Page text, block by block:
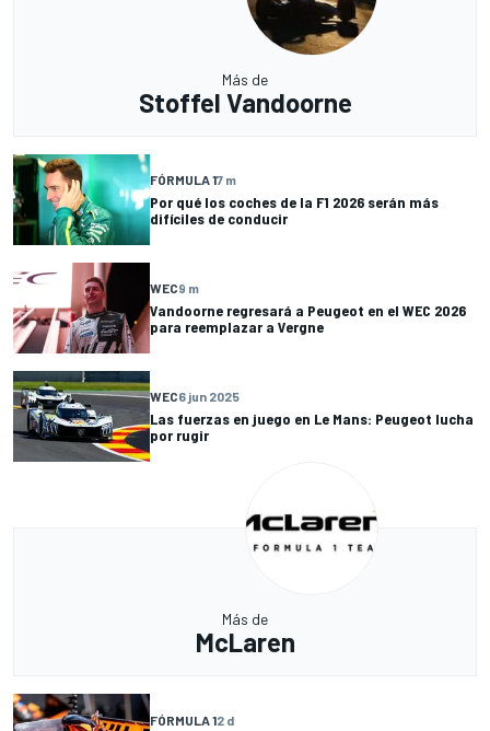
Más de
Stoffel Vandoorne
FÓRMULA 17 m
Por qué los coches de la F1 2026 serán más
difíciles de conducir
WEC9 m
Vandoorne regresará a Peugeot en el WEC 2026
para reemplazar a Vergne
WEC6 jun 2025
Las fuerzas en juego en Le Mans: Peugeot lucha
por rugir
Más de
McLaren
FÓRMULA 12 d